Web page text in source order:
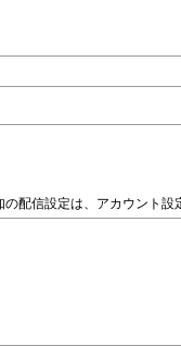
配信設定は、アカウント設